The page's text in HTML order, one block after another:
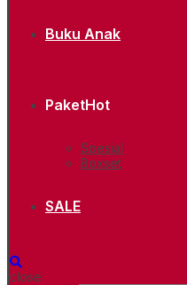
Buku Anak
PaketHot
Spesial
Boxset
SALE
close